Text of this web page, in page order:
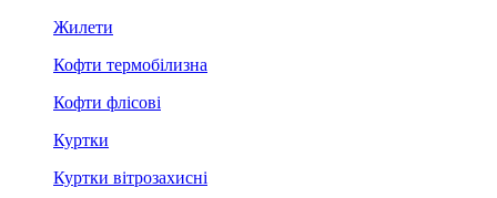
Жилети
Кофти термобілизна
Кофти флісові
Куртки
Куртки вітрозахисні